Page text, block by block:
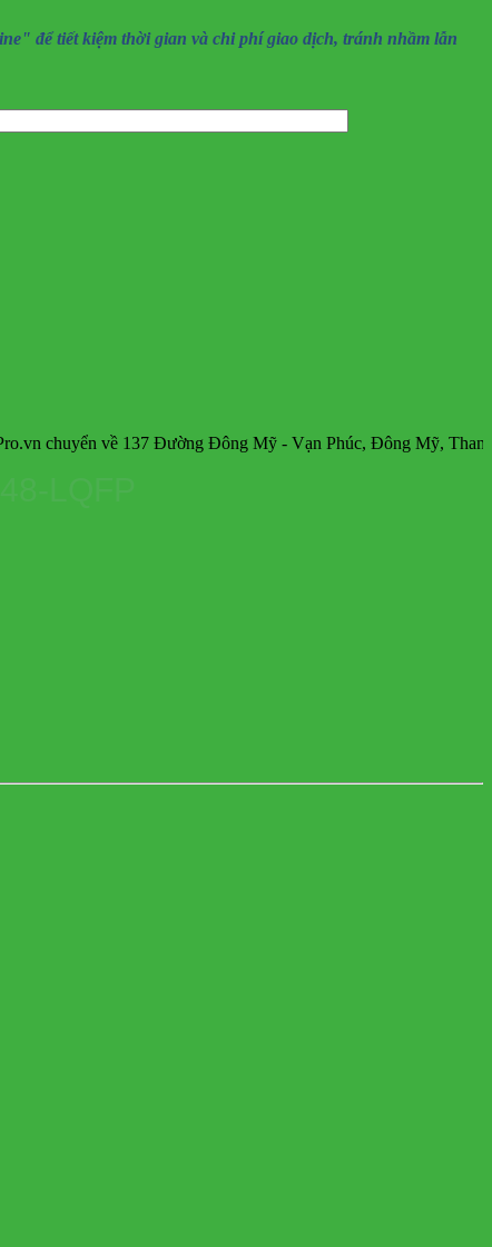
để tiết kiệm thời gian và chi phí giao dịch, tránh nhầm lẫn
về 137 Đường Đông Mỹ - Vạn Phúc, Đông Mỹ, Thanh Trì, Hà